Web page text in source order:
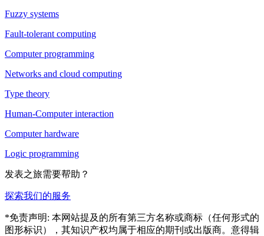
Fuzzy systems
Fault-tolerant computing
Computer programming
Networks and cloud computing
Type theory
Human-Computer interaction
Computer hardware
Logic programming
发表之旅需要帮助？
探索我们的服务
*免责声明: 本网站提及的所有第三方名称或商标（任何形式的
图形标识），其知识产权均属于相应的期刊或出版商。意得辑